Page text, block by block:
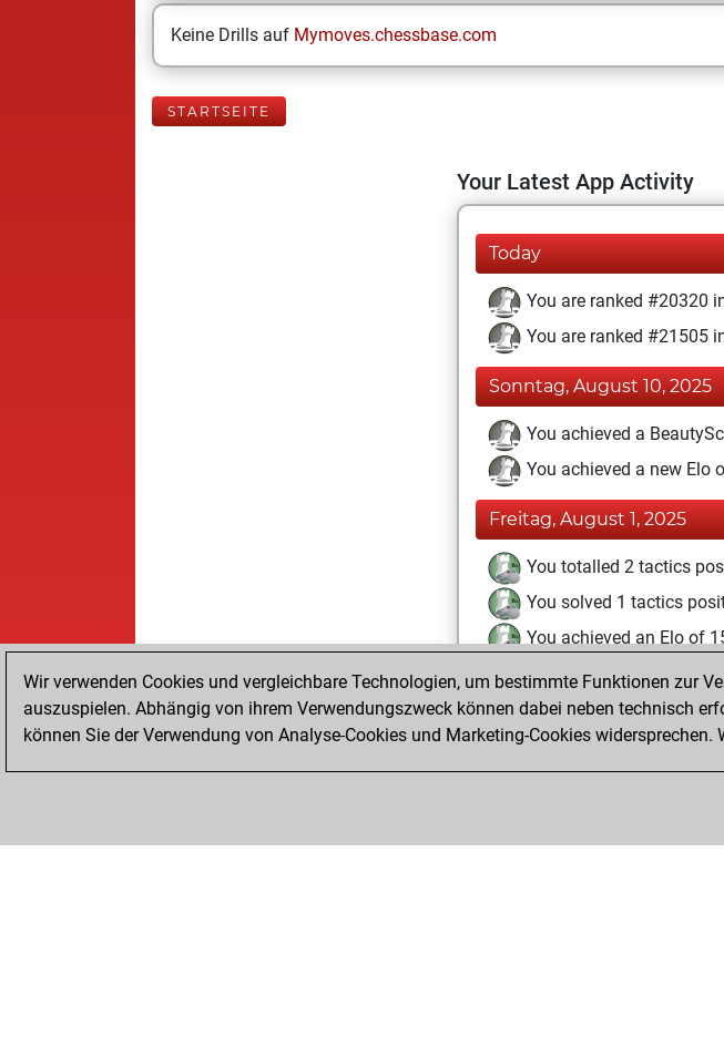
Keine Drills auf Mymoves.chessbase.com
STARTSEITE
Your Latest App Activity
Today
You are ranked #20320
You are ranked #21505
Sonntag, August 10, 2025
You achieved a
You achieved a new Elo
Freitag, August 1, 2025
You totalled 2 tactics
You solved 1 tactics
You achieved an Elo of
Montag, Juli 7, 2025
You created your Fritz
Wir verwenden Cookies und vergleichbare Technologien, um bestimmte Funktionen zur
auszuspielen. Abhängig von ihrem Verwendungszweck können dabei neben technisch
können Sie der Verwendung von Analyse-Cookies und Marketing-Cookies